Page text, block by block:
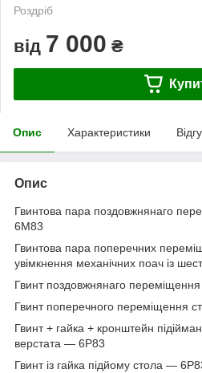
Роздріб
від 7 000 ₴
Опис Характеристики
Опис
Гвинтова пара поздовжнянаго
6М83
Гвинтова пара поперечних
увімкнення механічних поач із
Гвинт поздовжнянаго
Гвинт поперечного переміщення
Гвинт + гайка + кронштейн
верстата — 6Р83
Гвинт із гайка підйому стола —